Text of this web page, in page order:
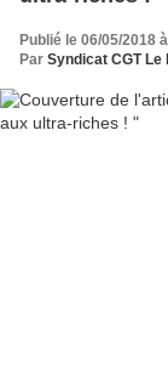
Publié le 06/05/2018
Par Syndicat CGT Le